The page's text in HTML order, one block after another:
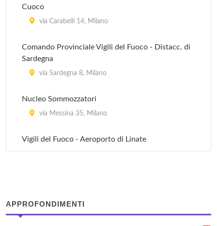
Ufficio Postale - Milano Villaggio Garbagnate
Ufficio Postale 1
via Cogne 14, Milano
Cuoco
via Carabelli 14, Milano
Comando Provinciale Vigili del Fuoco - Distacc. di
Sardegna
via Sardegna 8, Milano
Nucleo Sommozzatori
via Messina 35, Milano
Vigili del Fuoco - Aeroporto di Linate
APPROFONDIMENTI